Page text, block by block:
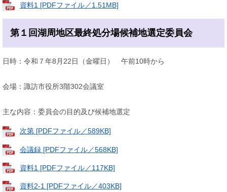
資料1 [PDFファイル／1.51MB]
第１回湖周地区最終処分場候補地選定委員会
日時：令和７年8月22日（金曜日） 午前10時から
会場：諏訪市役所3階302会議室
主な内容：委員会の目的及び候補地選定
次第 [PDFファイル／589KB]
会議録 [PDFファイル／568KB]
資料1 [PDFファイル／117KB]
資料2-1 [PDFファイル／403KB]